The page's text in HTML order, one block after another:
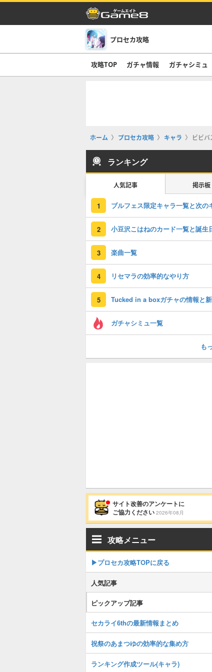
プロセカ攻略
攻略TOP ガチャ情報 ガチャシミュ
ホーム プロセカ攻略 キャラ ビビバ
ランキング
人気記事 掲示板
1
2 小豆沢こはねのカード一覧と誕生
3 楽曲一覧
4 リセマラの効率的なやり方
5
ガチャシミュ一覧
も
サイト改善のアンケートに
ご協力ください 2026年08月
攻略メニュー
▶︎プロセカ攻略TOPに戻る
人気記事
ピックアップ記事
セカライ6thの最新情報まとめ
祝祭のあまつゆの効率的な集め方
ランキング作成ツール(キャラ)